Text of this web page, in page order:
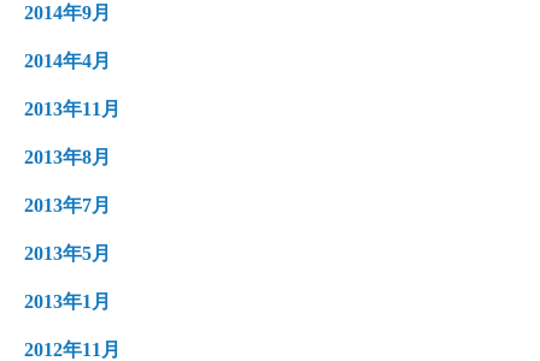
2014年9月
2014年4月
2013年11月
2013年8月
2013年7月
2013年5月
2013年1月
2012年11月